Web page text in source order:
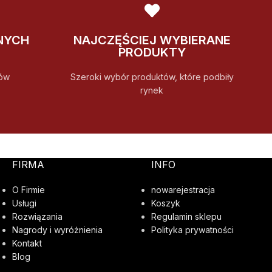
NAJCZĘŚCIEJ WYBIERANE
PRODUKTY
Szeroki wybór produktów, które podbiły
rynek
FIRMA
O Firmie
Usługi
Rozwiązania
Nagrody i wyróżnienia
Kontakt
Blog
INFO
nowarejestracja
Koszyk
Regulamin sklepu
Polityka prywatności